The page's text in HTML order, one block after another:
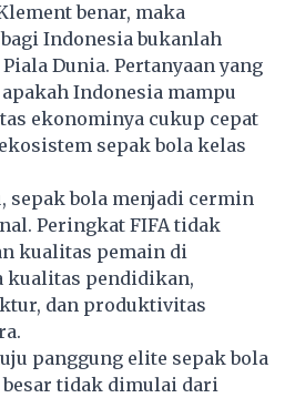
benar, maka
Indonesia bukanlah
Piala Dunia. Pertanyaan yang
Indonesia mampu
ekonominya cukup cepat
sepak bola kelas
sepak bola menjadi cermin
Peringkat FIFA tidak
kualitas pemain di
kualitas pendidikan,
dan produktivitas
panggung elite sepak bola
tidak dimulai dari